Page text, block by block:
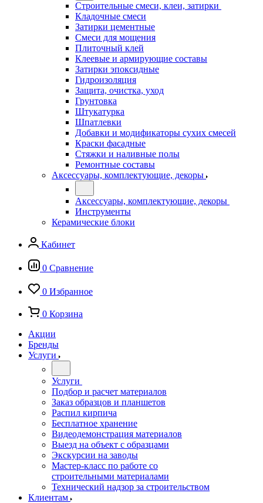
Строительные смеси, клеи, затирки
Кладочные смеси
Затирки цементные
Смеси для мощения
Плиточный клей
Клеевые и армирующие составы
Затирки эпоксидные
Гидроизоляция
Защита, очистка, уход
Грунтовка
Штукатурка
Шпатлевки
Добавки и модификаторы сухих смесей
Краски фасадные
Стяжки и наливные полы
Ремонтные составы
Аксессуары, комплектующие, декоры
Аксессуары, комплектующие, декоры
Инструменты
Керамические блоки
Кабинет
0 Сравнение
0 Избранное
0 Корзина
Акции
Бренды
Услуги
Услуги
Подбор и расчет материалов
Заказ образцов и планшетов
Распил кирпича
Бесплатное хранение
Видеодемонстрация материалов
Выезд на объект с образцами
Экскурсии на заводы
Мастер-класс по работе со
строительными материалами
Технический надзор за строительством
Клиентам